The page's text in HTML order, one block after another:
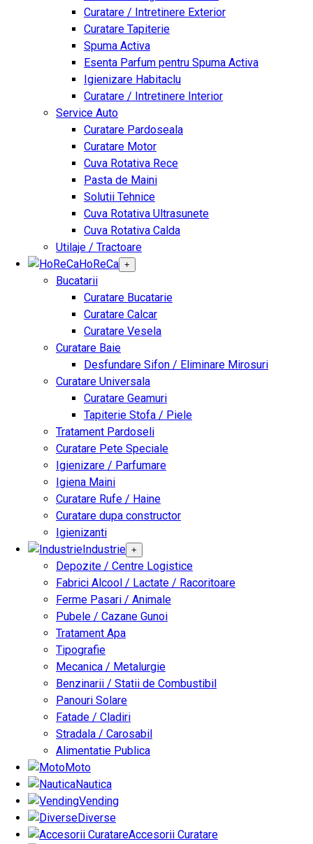
Curatare / Intretinere Exterior
Curatare Tapiterie
Spuma Activa
Esenta Parfum pentru Spuma Activa
Igienizare Habitaclu
Curatare / Intretinere Interior
Service Auto
Curatare Pardoseala
Curatare Motor
Cuva Rotativa Rece
Pasta de Maini
Solutii Tehnice
Cuva Rotativa Ultrasunete
Cuva Rotativa Calda
Utilaje / Tractoare
HoReCa +
Bucatarii
Curatare Bucatarie
Curatare Calcar
Curatare Vesela
Curatare Baie
Desfundare Sifon / Eliminare Mirosuri
Curatare Universala
Curatare Geamuri
Tapiterie Stofa / Piele
Tratament Pardoseli
Curatare Pete Speciale
Igienizare / Parfumare
Igiena Maini
Curatare Rufe / Haine
Curatare dupa constructor
Igienizanti
Industrie +
Depozite / Centre Logistice
Fabrici Alcool / Lactate / Racoritoare
Ferme Pasari / Animale
Pubele / Cazane Gunoi
Tratament Apa
Tipografie
Mecanica / Metalurgie
Benzinarii / Statii de Combustibil
Panouri Solare
Fatade / Cladiri
Stradala / Carosabil
Alimentatie Publica
Moto
Nautica
Vending
Diverse
Accesorii Curatare